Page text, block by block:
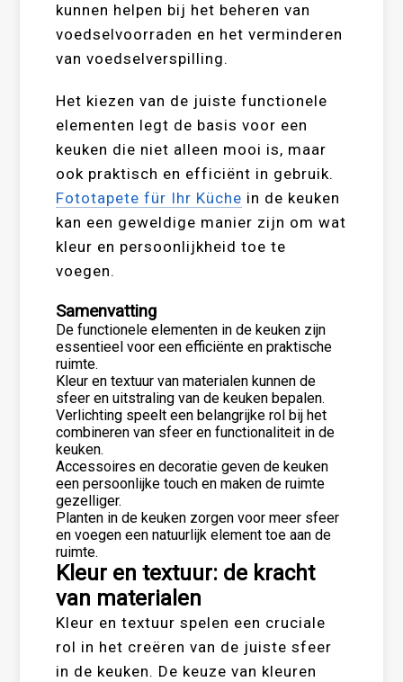
kunnen helpen bij het beheren van
voedselvoorraden en het verminderen
van voedselverspilling.
Het kiezen van de juiste functionele
elementen legt de basis voor een
keuken die niet alleen mooi is, maar
ook praktisch en efficiënt in gebruik.
Fototapete für Ihr Küche in de keuken
kan een geweldige manier zijn om wat
kleur en persoonlijkheid toe te
voegen.
Samenvatting
De functionele elementen in de keuken zijn
essentieel voor een efficiënte en praktische
ruimte.
Kleur en textuur van materialen kunnen de
sfeer en uitstraling van de keuken bepalen.
Verlichting speelt een belangrijke rol bij het
combineren van sfeer en functionaliteit in de
keuken.
Accessoires en decoratie geven de keuken
een persoonlijke touch en maken de ruimte
gezelliger.
Planten in de keuken zorgen voor meer sfeer
en voegen een natuurlijk element toe aan de
ruimte.
Kleur en textuur: de kracht
van materialen
Kleur en textuur spelen een cruciale
rol in het creëren van de juiste sfeer
in de keuken. De keuze van kleuren